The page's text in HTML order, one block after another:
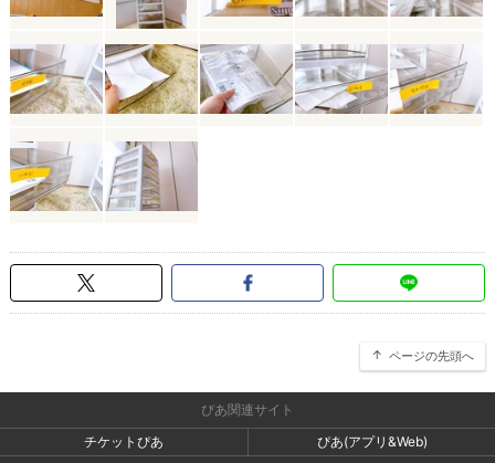
ページの先頭へ
ぴあ関連サイト
チケットぴあ
ぴあ(アプリ&Web)